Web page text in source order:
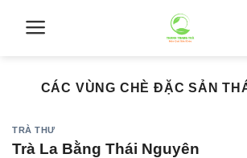
CÁC VÙNG CHÈ ĐẶC SẢN
TRÀ THƯ
Trà La Bằng Thái Nguyên